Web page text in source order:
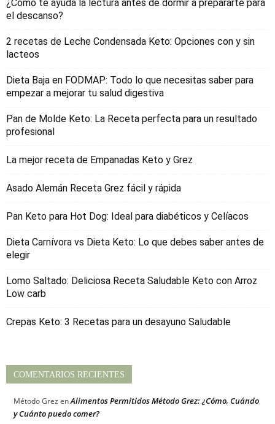
¿Cómo te ayuda la lectura antes de dormir a prepararte para
el descanso?
2 recetas de Leche Condensada Keto: Opciones con y sin
lacteos
Dieta Baja en FODMAP: Todo lo que necesitas saber para
empezar a mejorar tu salud digestiva
Pan de Molde Keto: La Receta perfecta para un resultado
profesional
La mejor receta de Empanadas Keto y Grez
Asado Alemán Receta Grez fácil y rápida
Pan Keto para Hot Dog: Ideal para diabéticos y Celíacos
Dieta Carnívora vs Dieta Keto: Lo que debes saber antes de
elegir
Lomo Saltado: Deliciosa Receta Saludable Keto con Arroz
Low carb
Crepas Keto: 3 Recetas para un desayuno Saludable
COMENTARIOS RECIENTES
Método Grez enAlimentos Permitidos Método Grez: ¿Cómo, Cuándo
y Cuánto puedo comer?